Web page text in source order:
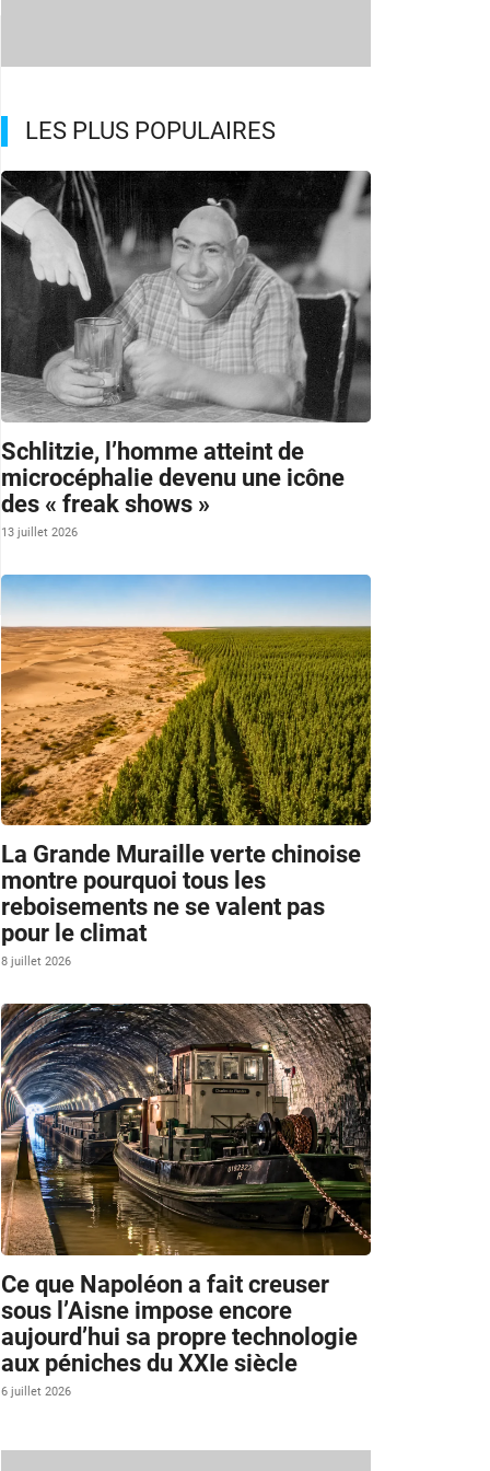
LES PLUS POPULAIRES
Schlitzie, l’homme atteint de
microcéphalie devenu une icône
des « freak shows »
13 juillet 2026
La Grande Muraille verte chinoise
montre pourquoi tous les
reboisements ne se valent pas
pour le climat
8 juillet 2026
Ce que Napoléon a fait creuser
sous l’Aisne impose encore
aujourd’hui sa propre technologie
aux péniches du XXIe siècle
6 juillet 2026